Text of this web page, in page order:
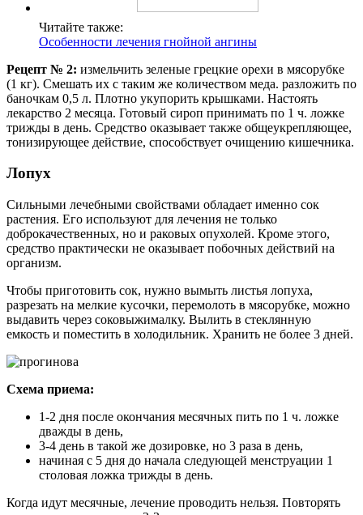
Читайте также:
Особенности лечения гнойной ангины
Рецепт № 2: измельчить зеленые грецкие орехи в мясорубке
(1 кг). Смешать их с таким же количеством меда. разложить по
баночкам 0,5 л. Плотно укупорить крышками. Настоять
лекарство 2 месяца. Готовый сироп принимать по 1 ч. ложке
трижды в день. Средство оказывает также общеукрепляющее,
тонизирующее действие, способствует очищению кишечника.
Лопух
Сильными лечебными свойствами обладает именно сок
растения. Его используют для лечения не только
доброкачественных, но и раковых опухолей. Кроме этого,
средство практически не оказывает побочных действий на
организм.
Чтобы приготовить сок, нужно вымыть листья лопуха,
разрезать на мелкие кусочки, перемолоть в мясорубке, можно
выдавить через соковыжималку. Вылить в стеклянную
емкость и поместить в холодильник. Хранить не более 3 дней.
Схема приема:
1-2 дня после окончания месячных пить по 1 ч. ложке
дважды в день,
3-4 день в такой же дозировке, но 3 раза в день,
начиная с 5 дня до начала следующей менструации 1
столовая ложка трижды в день.
Когда идут месячные, лечение проводить нельзя. Повторять